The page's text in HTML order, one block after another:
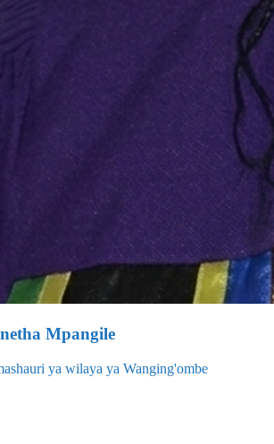
Mpangile
ya wilaya ya Wanging'ombe